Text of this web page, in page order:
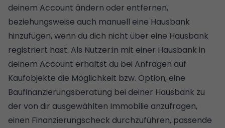
deinem Account ändern oder entfernen,
beziehungsweise auch manuell eine Hausbank
hinzufügen, wenn du dich nicht über eine Hausbank
registriert hast. Als Nutzer:in mit einer Hausbank in
deinem Account erhältst du bei Anfragen auf
Kaufobjekte die Möglichkeit bzw. Option, eine
Baufinanzierungsberatung bei deiner Hausbank zu
der von dir ausgewählten Immobilie anzufragen,
einen Finanzierungscheck durchzuführen, passende